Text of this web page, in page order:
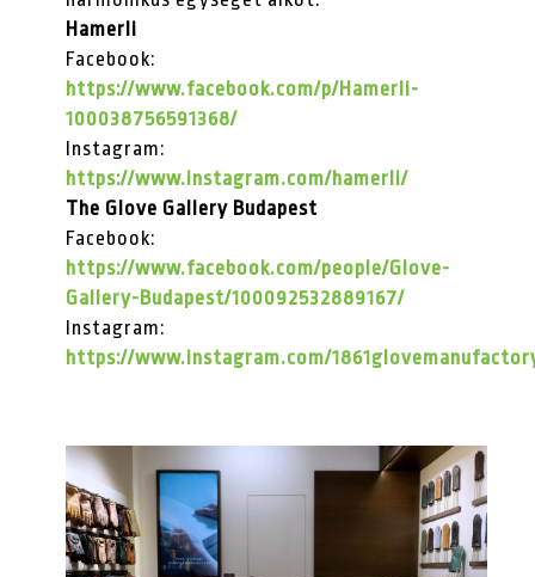
Hamerli
Facebook:
https://www.facebook.com/p/Hamerli-
100038756591368/
Instagram:
https://www.instagram.com/hamerli/
The Glove Gallery Budapest
Facebook:
https://www.facebook.com/people/Glove-
Gallery-Budapest/100092532889167/
Instagram:
https://www.instagram.com/